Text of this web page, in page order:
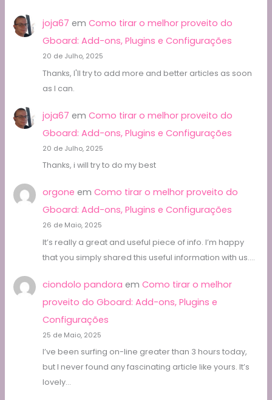
joja67 em Como tirar o melhor proveito do
Gboard: Add-ons, Plugins e Configurações
20 de Julho, 2025
Thanks, I'll try to add more and better articles as soon
as I can.
joja67 em Como tirar o melhor proveito do
Gboard: Add-ons, Plugins e Configurações
20 de Julho, 2025
Thanks, i will try to do my best
orgone em Como tirar o melhor proveito do
Gboard: Add-ons, Plugins e Configurações
26 de Maio, 2025
It’s really a great and useful piece of info. I’m happy
that you simply shared this useful information with us.…
ciondolo pandora em Como tirar o melhor
proveito do Gboard: Add-ons, Plugins e
Configurações
25 de Maio, 2025
I’ve been surfing on-line greater than 3 hours today,
but I never found any fascinating article like yours. It’s
lovely…